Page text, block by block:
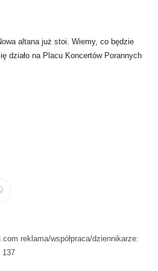
altana już stoi. Wiemy, co będzie
działo na Placu Koncertów Porannych
reklama/współpraca/dziennikarze:
137